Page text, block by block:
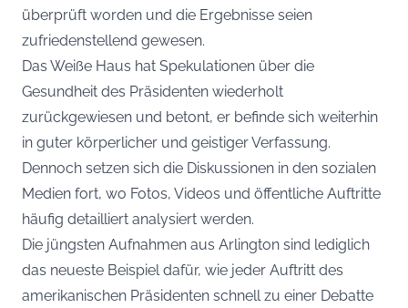
überprüft worden und die Ergebnisse seien
zufriedenstellend gewesen.
Das Weiße Haus hat Spekulationen über die
Gesundheit des Präsidenten wiederholt
zurückgewiesen und betont, er befinde sich weiterhin
in guter körperlicher und geistiger Verfassung.
Dennoch setzen sich die Diskussionen in den sozialen
Medien fort, wo Fotos, Videos und öffentliche Auftritte
häufig detailliert analysiert werden.
Die jüngsten Aufnahmen aus Arlington sind lediglich
das neueste Beispiel dafür, wie jeder Auftritt des
amerikanischen Präsidenten schnell zu einer Debatte